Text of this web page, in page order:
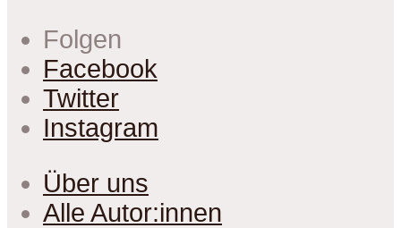
Folgen
Facebook
Twitter
Instagram
Über uns
Alle Autor:innen